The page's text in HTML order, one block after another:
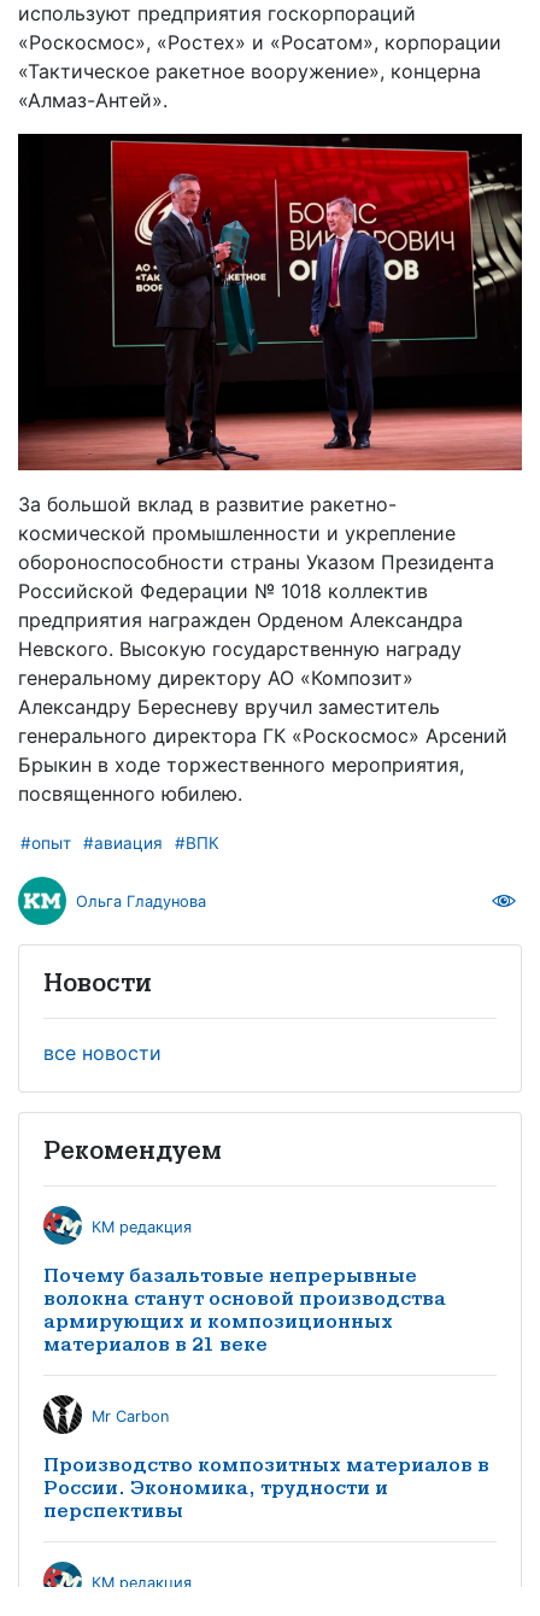
используют предприятия госкорпораций
«Роскосмос», «Ростех» и «Росатом», корпорации
«Тактическое ракетное вооружение», концерна
«Алмаз-Антей».
За большой вклад в развитие ракетно-
космической промышленности и укрепление
обороноспособности страны Указом Президента
Российской Федерации № 1018 коллектив
предприятия награжден Орденом Александра
Невского. Высокую государственную награду
генеральному директору АО «Композит»
Александру Бересневу вручил заместитель
генерального директора ГК «Роскосмос» Арсений
Брыкин в ходе торжественного мероприятия,
посвященного юбилею.
#опыт #авиация #ВПК
Ольга Гладунова
Новости
все новости
Рекомендуем
КМ редакция
Почему базальтовые непрерывные
волокна станут основой производства
армирующих и композиционных
материалов в 21 веке
Mr Carbon
Производство композитных материалов в
России. Экономика, трудности и
перспективы
КМ редакция